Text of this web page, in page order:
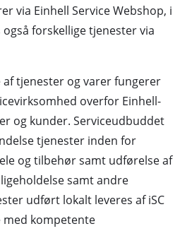
via Einhell Service Webshop, i
forskellige tjenester via
tjenester og varer fungerer
overfor Einhell-
og kunder. Serviceudbuddet
tjenester inden for
og tilbehør samt udførelse af
samt andre
udført lokalt leveres af iSC
med kompetente